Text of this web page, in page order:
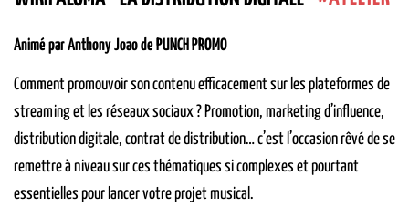
Animé par Anthony Joao de PUNCH PROMO
Comment promouvoir son contenu efficacement sur les plateformes de
streaming et les réseaux sociaux ? Promotion, marketing d’influence,
distribution digitale, contrat de distribution… c’est l’occasion rêvé de se
remettre à niveau sur ces thématiques si complexes et pourtant
essentielles pour lancer votre projet musical.